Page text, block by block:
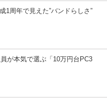
1周年で見えた”バンドらしさ”
が本気で選ぶ「10万円台PC3